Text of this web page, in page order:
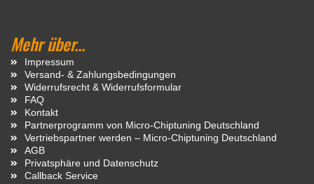
Mehr über...
Impressum
Versand- & Zahlungsbedingungen
Widerrufsrecht & Widerrufsformular
FAQ
Kontakt
Partnerprogramm von Micro-Chiptuning Deutschland
Vertriebspartner werden – Micro-Chiptuning Deutschland
AGB
Privatsphäre und Datenschutz
Callback Service